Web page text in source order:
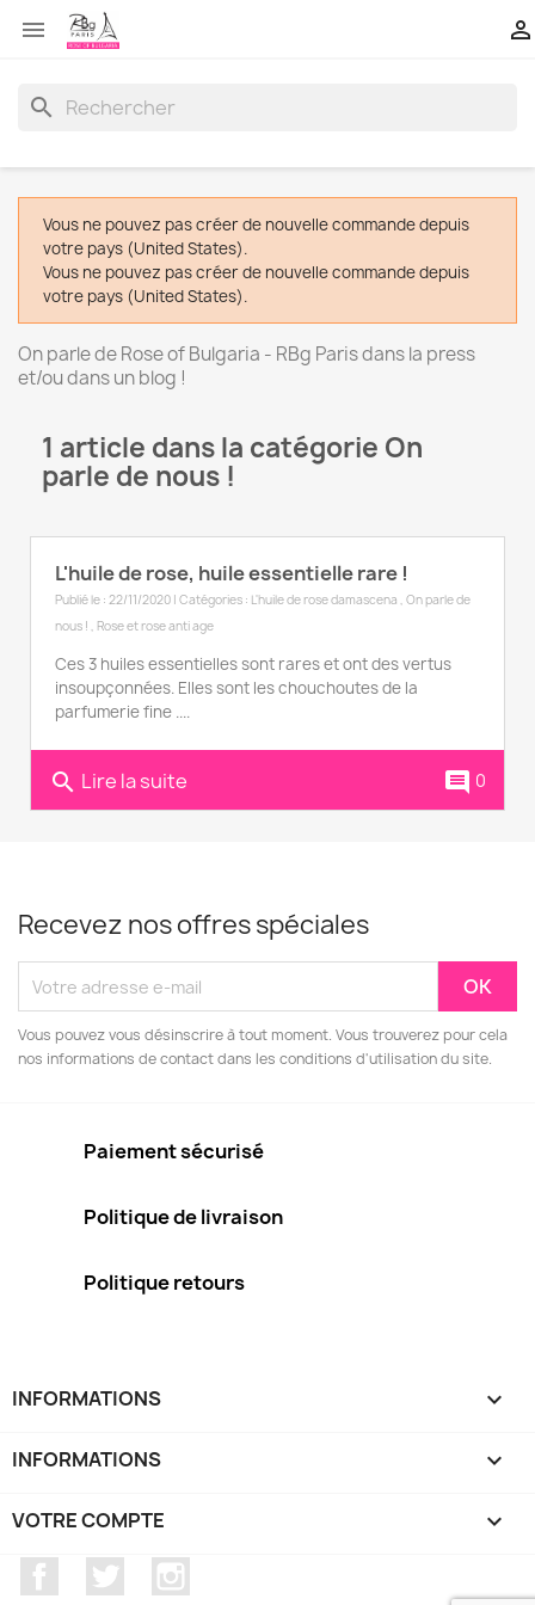
 
search
Vous ne pouvez pas créer de nouvelle commande depuis
votre pays (United States).
Vous ne pouvez pas créer de nouvelle commande depuis
votre pays (United States).
On parle de Rose of Bulgaria - RBg Paris dans la press
et/ou dans un blog !
1 article dans la catégorie On
parle de nous !
L'huile de rose, huile essentielle rare !
Publié le : 22/11/2020 | Catégories : L'huile de rose damascena , On parle de
nous ! , Rose et rose anti age
Ces 3 huiles essentielles sont rares et ont des vertus
insoupçonnées. Elles sont les chouchoutes de la
parfumerie fine ....
search Lire la suite comment 0
Recevez nos offres spéciales
Vous pouvez vous désinscrire à tout moment. Vous trouverez pour cela
nos informations de contact dans les conditions d'utilisation du site.
Paiement sécurisé
Politique de livraison
Politique retours
INFORMATIONS keyboard_arrow_down
INFORMATIONS 
VOTRE COMPTE 
Facebook Twitter